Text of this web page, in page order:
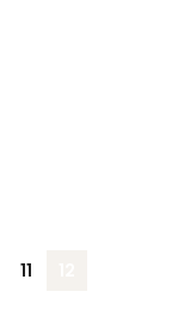
11